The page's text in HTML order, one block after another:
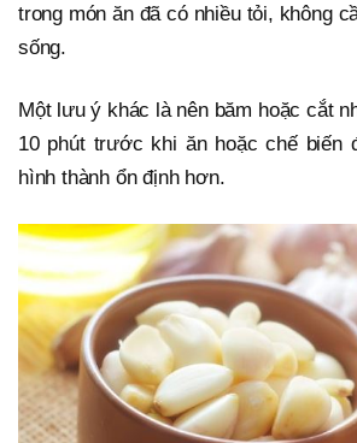
trong món ăn đã có nhiều tỏi, không
sống.
Một lưu ý khác là nên băm hoặc cắt
10 phút trước khi ăn hoặc chế biến
hình thành ổn định hơn.